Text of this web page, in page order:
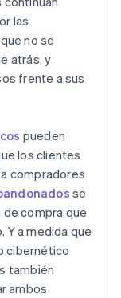
las
no se
atrás, y
frente a sus
pueden
los clientes
compradores
se
compra que
Y a medida que
cibernético
también
ambos